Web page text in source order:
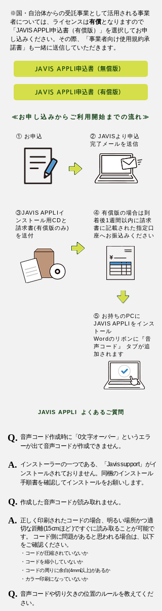
※国・自治体からの受託事業として活用される事業
者については、ライセンスは有償となりますので
「JAVIS APPLI申込書（有償版）」を選択してお申
し込みください。その際、「事業者向け使用規約承
諾書」も一緒に送信していただきます。
JAVIS APPLI申込書（無償版）
JAVIS APPLI申込書（有償版）
≪お申し込みからご利用開始までの流れ≫
① お申込
② JAVISより申込
完了メールを送信
③JAVIS APPLIイ
ンストール用CDと
請求書(有償版のみ)
を送付
④ 有償版の場合は到
着後1週間以内に請求
書に記載された指定口
座へお振込みください
⑤ お持ちのPCに
JAVIS APPLIをインス
トール
Wordのリボンに『音
声コード』 タブが追
加されます
JAVIS APPLI よくあるご質問
Q. 音声コード作成時に「0文字オーバー」というエラ
ーが出て音声コードが作成できません。
A. インストーラーの一つである、「Javis support」がイ
ンストールされておりません。同梱のインストール
手順書を確認してインストールをお願いします。
Q. 作成した音声コードが読み取れません。
A. 正しく印刷されたコードの場合、明るい場所かつ適
切な距離(15cmほど )ですぐに読み取ることが可能で
す。 コード側に問題があると思われる場合は、以下
をご確認ください。
・コードが圧縮されていないか
・コードを縮小していないか
・コードの周りに余白(4mm以上)があるか
・カラー印刷になっていないか
Q. 音声コードや切り欠きの位置のルールを教えてくだ
さい。